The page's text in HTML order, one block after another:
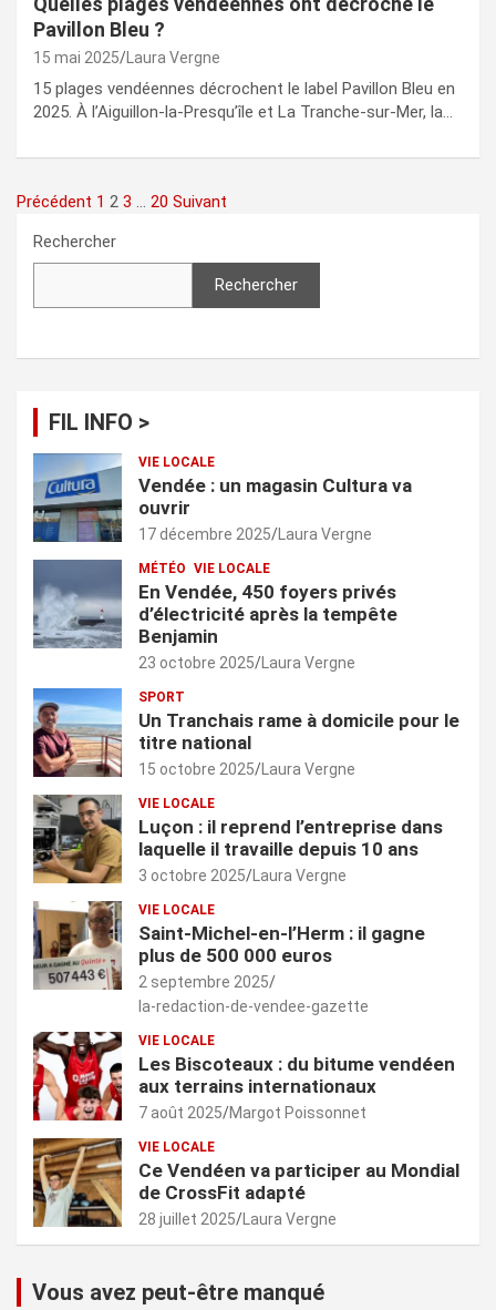
Pavillon Bleu ?
15 mai 2025 Laura Vergne
15 plages vendéennes décrochent le label Pavillon Bleu en
2025. À l’Aiguillon-la-Presqu’île et La Tranche-sur-Mer, la…
Pagination
des
Précédent 1 2 3 … 20 Suivant
Rechercher
Rechercher
FIL INFO >
VIE LOCALE
Vendée : un magasin Cultura va
ouvrir
17 décembre 2025 Laura Vergne
MÉTÉO VIE LOCALE
En Vendée, 450 foyers privés
d’électricité après la tempête
Benjamin
23 octobre 2025 Laura Vergne
SPORT
Un Tranchais rame à domicile pour le
titre national
15 octobre 2025 Laura Vergne
VIE LOCALE
Luçon : il reprend l’entreprise dans
laquelle il travaille depuis 10 ans
3 octobre 2025 Laura Vergne
VIE LOCALE
Saint-Michel-en-l’Herm : il gagne
plus de 500 000 euros
2 septembre 2025
la-redaction-de-vendee-gazette
VIE LOCALE
Les Biscoteaux : du bitume vendéen
aux terrains internationaux
7 août 2025 Margot Poissonnet
VIE LOCALE
Ce Vendéen va participer au Mondial
de CrossFit adapté
28 juillet 2025 Laura Vergne
Vous avez peut-être manqué